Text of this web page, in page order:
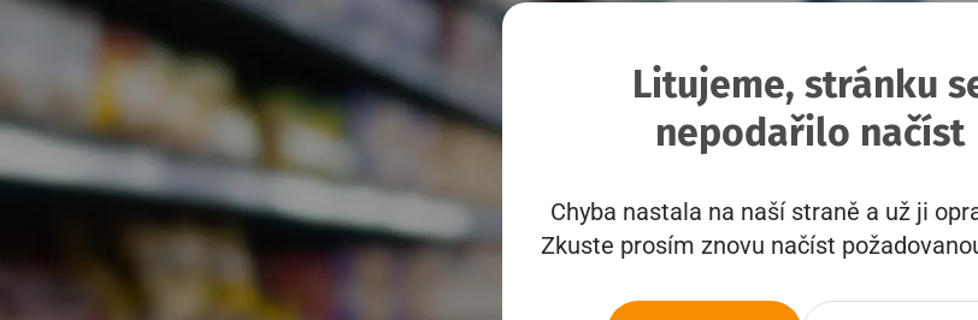
Litujeme, stránku
nepodařilo načíst
Chyba nastala na naší straně a už ji
Zkuste prosím znovu načíst